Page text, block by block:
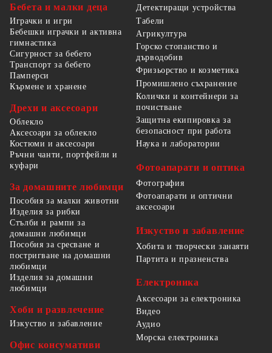
Бебета и малки деца
Играчки и игри
Бебешки играчки и активна
гимнастика
Сигурност за бебето
Транспорт за бебето
Памперси
Кърмене и хранене
Дрехи и аксесоари
Облекло
Аксесоари за облекло
Костюми и аксесоари
Ръчни чанти, портфейли и
куфари
За домашните любимци
Пособия за малки животни
Изделия за рибки
Стълби и рампи за
домашни любимци
Пособия за сресване и
постригване на домашни
любимци
Изделия за домашни
любимци
Хоби и развлечение
Изкуство и забавление
Офис консумативи
Детектиращи устройства
Табели
Агрикултура
Горско стопанство и
дърводобив
Фризьорство и козметика
Промишлено съхранение
Колички и контейнери за
почистване
Защитна екипировка за
безопасност при работа
Наука и лаборатории
Фотоапарати и оптика
Фотография
Фотоапарати и оптични
аксесоари
Изкуство и забавление
Хобита и творчески занаяти
Партита и празненства
Електроника
Аксесоари за електроника
Видео
Аудио
Морска електроника